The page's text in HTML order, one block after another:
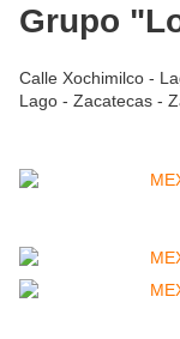
Grupo
Calle Xochimilco -
Lago - Zacatecas -